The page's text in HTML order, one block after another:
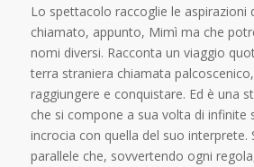
Lo spettacolo raccoglie le aspirazioni
chiamato, appunto, Mimì ma che
nomi diversi. Racconta un viaggio
terra straniera chiamata
raggiungere e conquistare. Ed è una
che si compone a sua volta di infinite
incrocia con quella del suo interprete.
parallele che, sovvertendo ogni